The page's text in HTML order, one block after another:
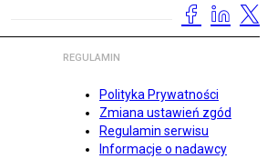
REGULAMIN
Polityka Prywatności
Zmiana ustawień zgód
Regulamin serwisu
Informacje o nadawcy